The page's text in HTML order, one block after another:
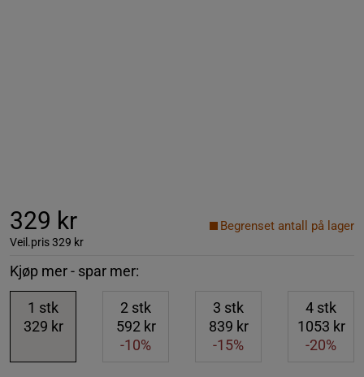
329 kr
Veil.pris329 kr
Begrenset antall på lager
Kjøp mer - spar mer:
1 stk
329 kr
2 stk
592 kr
-10%
3 stk
839 kr
-15%
4 stk
1053 kr
-20%